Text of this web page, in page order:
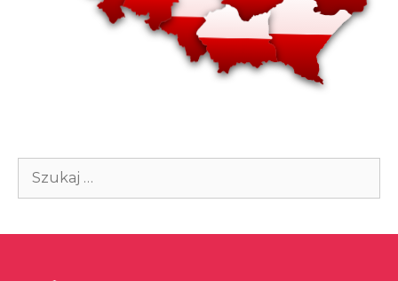
Szukaj: